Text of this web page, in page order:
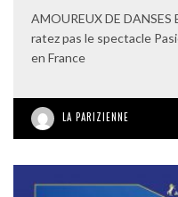
AMOUREUX DE
ratez pas le spectacle
en France
LA PARIZIENNE